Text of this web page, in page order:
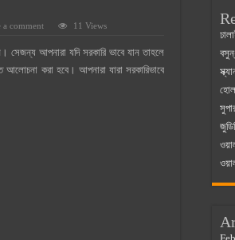
a comment 11 Views
সেজন্য আপনারা যদি সরকারি ভাবে যান তাহলে
আলোচনা করা হবে। আপনারা যারা সরকারিভাবে